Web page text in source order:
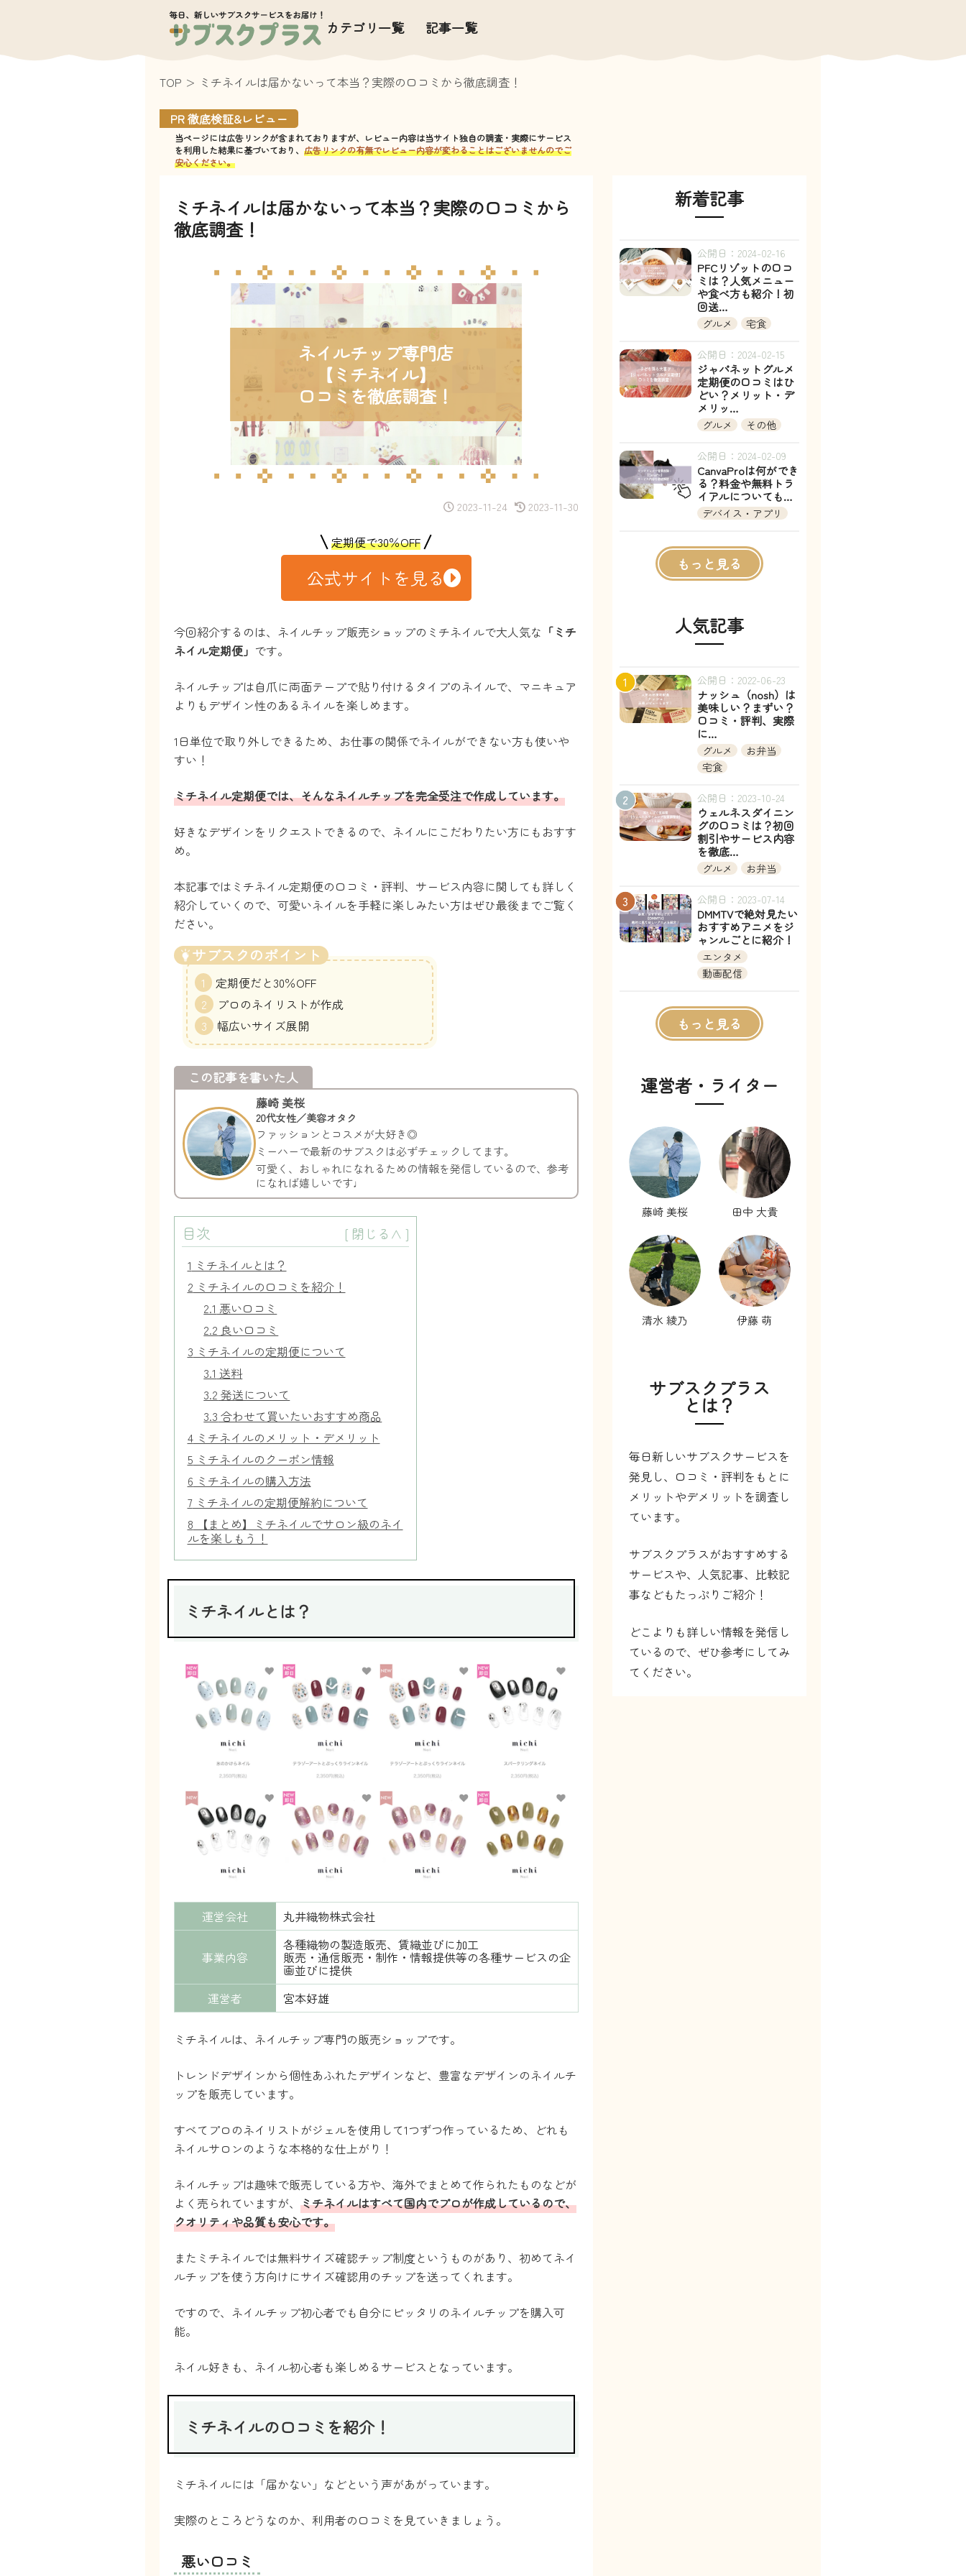
カテゴリ一覧
グルメ ファッション
・ビューティ
アウトドア キャリア
記事一覧
TOP ミチネイルは届かないって本当？実際の口コミから徹底調査！
PR 徹底検証&レビュー
当ページには広告リンクが含まれておりますが、レビュー内容は当サイト独自の調査・実際にサービス
を利用した結果に基づいており、 広告リンクの有無でレビュー内容が変わることはございませんのでご
安心ください。
ミチネイルは届かないって本当？実際の口コミから
徹底調査！
ネイルチップ専門店
【ミチネイル】
口コミを徹底調査！
2023-11-24 2023-11-30
定期便で30％OFF
公式サイトを見る
今回紹介するのは、ネイルチップ販売ショップのミチネイルで大人気な 「ミチ
ネイル定期便」 です。
ネイルチップは自爪に両面テープで貼り付けるタイプのネイルで、マニキュア
よりもデザイン性のあるネイルを楽しめます。
1日単位で取り外しできるため、お仕事の関係でネイルができない方も使いや
すい！
ミチネイル定期便では、そんなネイルチップを完全受注で作成しています。
好きなデザインをリクエストできるので、ネイルにこだわりたい方にもおすす
め。
本記事ではミチネイル定期便の口コミ・評判、サービス内容に関しても詳しく
紹介していくので、可愛いネイルを手軽に楽しみたい方はぜひ最後までご覧く
ださい。
サブスクのポイント
定期便だと30％OFF
プロのネイリストが作成
幅広いサイズ展開
この記事を書いた人
藤崎 美桜
20代女性／美容オタク
ファッションとコスメが大好き◎
ミーハーで最新のサブスクは必ずチェックしてます。
可愛く、おしゃれになれるための情報を発信しているので、参考
になれば嬉しいです♩
目次 [ 閉じる∧ ]
1 ミチネイルとは？
2 ミチネイルの口コミを紹介！
2.1 悪い口コミ
2.2 良い口コミ
3 ミチネイルの定期便について
3.1 送料
3.2 発送について
3.3 合わせて買いたいおすすめ商品
4ミチネイルのメリット・デメリット
5 ミチネイルのクーポン情報
6 ミチネイルの購入方法
7ミチネイルの定期便解約について
8 【まとめ】ミチネイルでサロン級のネイ
ルを楽しもう！
ミチネイルとは？
運営会社 丸井織物株式会社
事業内容
各種織物の製造販売、賃織並びに加工
販売・通信販売・制作・情報提供等の各種サービスの企
画並びに提供
運営者
宮本好雄
ミチネイルは、ネイルチップ専門の販売ショップです。
トレンドデザインから個性あふれたデザインなど、豊富なデザインのネイルチ
ップを販売しています。
すべてプロのネイリストがジェルを使用して1つずつ作っているため、どれも
ネイルサロンのような本格的な仕上がり！
ネイルチップは趣味で販売している方や、海外でまとめて作られたものなどが
よく売られていますが、 ミチネイルはすべて国内でプロが作成しているので、
クオリティや品質も安心です。
またミチネイルでは無料サイズ確認チップ制度というものがあり、初めてネイ
ルチップを使う方向けにサイズ確認用のチップを送ってくれます。
ですので、ネイルチップ初心者でも自分にピッタリのネイルチップを購入可
能。
ネイル好きも、ネイル初心者も楽しめるサービスとなっています。
ミチネイルの口コミを紹介！
ミチネイルには「届かない」などという声があがっています。
実際のところどうなのか、利用者の口コミを見ていきましょう。
悪い口コミ
新着記事
公開日：2024-02-16
PFCリゾットの口コ
ミは？人気メニュー
や食べ方も紹介！初
回送…
グルメ 宅食
公開日：2024-02-15
ジャパネットグルメ
定期便の口コミはひ
どい？メリット・デ
メリッ…
グルメ その他
公開日：2024-02-09
CanvaProは何ができ
る？料金や無料トラ
イアルについても…
デバイス・アプリ
もっと見る
人気記事
公開日：2022-06-23
ナッシュ（nosh）は
美味しい？まずい？
口コミ・評判、実際
に…
グルメ
お弁当
宅食
公開日：2023-10-24
ウェルネスダイニン
グの口コミは？初回
割引やサービス内容
を徹底…
グルメ お弁当
公開日：2023-07-14
DMMTVで絶対見たい
おすすめアニメをジ
ャンルごとに紹介！
エンタメ
動画配信
もっと見る
運営者・ライター
藤崎 美桜 田中 大貴
清水 綾乃 伊藤 萌
サブスクプラス
とは？
毎日新しいサブスクサービスを
発見し、口コミ・評判をもとに
メリットやデメリットを調査し
ています。
サブスクプラスがおすすめする
サービスや、人気記事、比較記
事などもたっぷりご紹介！
どこよりも詳しい情報を発信し
ているので、ぜひ参考にしてみ
てください。